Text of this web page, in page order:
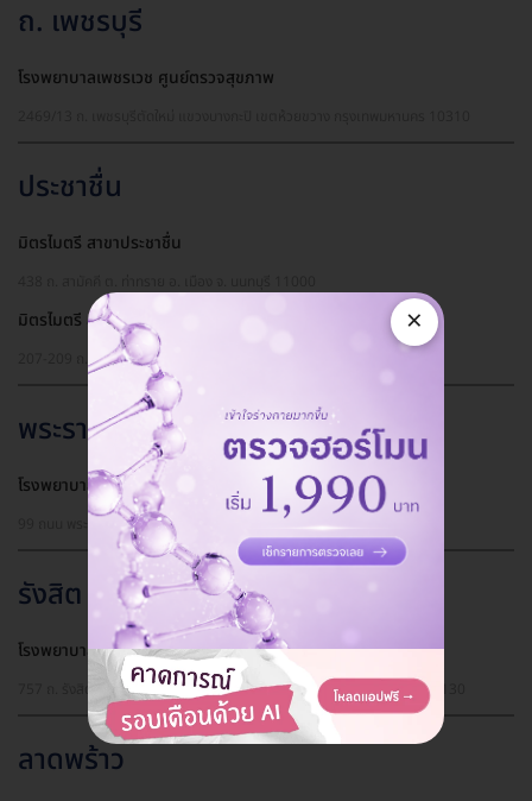
ถ. เพชรบุรี
โรงพยาบาลเพชรเวช ศูนย์ตรวจสุขภาพ
ประชาชื่น
มิตรไมตรี สาขาประชาชื่น
มิตรไมตรี สาขาคลองประปา
207-209 ถ. ประชาชื่น ต. บางเขน อ. เมือง จ. นนทบุรี 11000
พระราม 9
โรงพยาบาลพระรามเก้า ศูนย์ตรวจสุขภาพ ชั้น 8
99 ถนน พระราม 9 แขวง บางกะปิ เขตห้วยขวาง กรุงเทพมหานคร 10310
รังสิต
โรงพยาบาลบางปะกอก รังสิต 2 ศูนย์ตรวจสุขภาพ
757 ถ. รังสิต-นครนายก (คลอง 2) ต. ประชาธิปัตย์ อ. ธัญบุรี จ. ปทุมธานี 12130
ลาดพร้าว
×